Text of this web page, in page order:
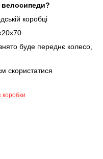
велосипеди?
коробці
буде переднє колесо,
скористатися
коробки